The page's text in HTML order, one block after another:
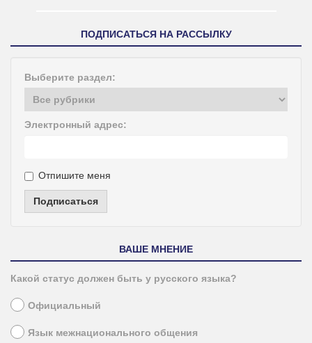
ПОДПИСАТЬСЯ НА РАССЫЛКУ
Выберите раздел:
Электронный адрес:
Отпишите меня
Подписаться
ВАШЕ МНЕНИЕ
Какой статус должен быть у русского языка?
Официальный
Язык межнационального общения